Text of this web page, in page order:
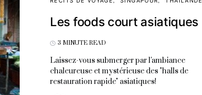
Les foods court asiatiques
3 MINUTE READ
Laissez-vous submerger par l'ambiance
chaleureuse et mystérieuse des "halls de
restauration rapide" asiatiques!